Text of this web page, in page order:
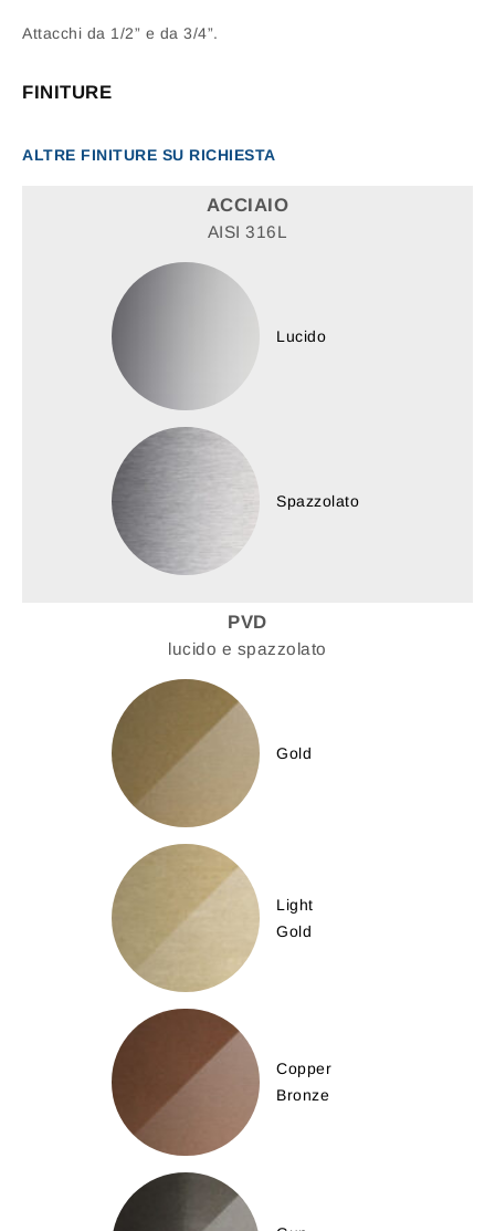
Attacchi da 1/2” e da 3/4”.
FINITURE
ALTRE FINITURE SU RICHIESTA
ACCIAIO
AISI 316L
Lucido
Spazzolato
PVD
lucido e spazzolato
Gold
Light
Gold
Copper
Bronze